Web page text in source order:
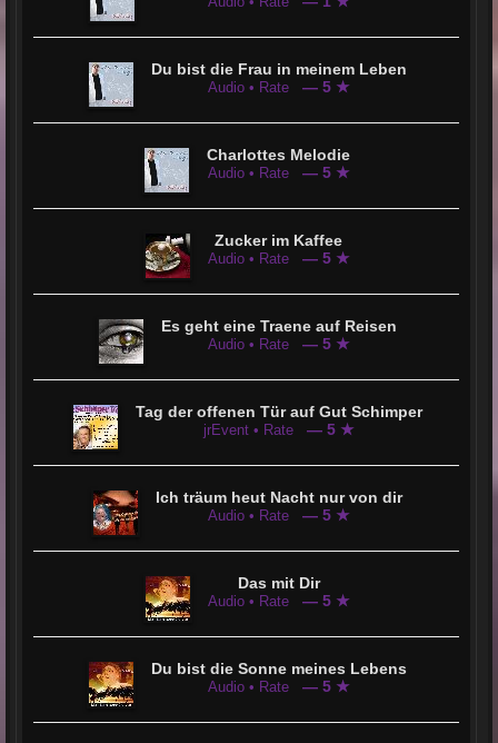
Du bist die Frau in meinem Leben
Audio • Rate — 5 ★
Charlottes Melodie
Audio • Rate — 5 ★
Zucker im Kaffee
Audio • Rate — 5 ★
Es geht eine Traene auf Reisen
Audio • Rate — 5 ★
Tag der offenen Tür auf Gut Schimper
jrEvent • Rate — 5 ★
Ich träum heut Nacht nur von dir
Audio • Rate — 5 ★
Das mit Dir
Audio • Rate — 5 ★
Du bist die Sonne meines Lebens
Audio • Rate — 5 ★